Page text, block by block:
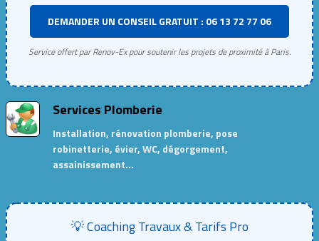
DEMANDER UN CONSEIL GRATUIT : 06 13 72 77 06
Service offert par Renov-Ex pour soutenir les projets de proximité à Paris.
Services Plomberie
Installation, rénovation plomberie, pose
robinetterie, évier, WC, dégorgement,
assainissement…
💡 Coaching Travaux & Tarifs Pro